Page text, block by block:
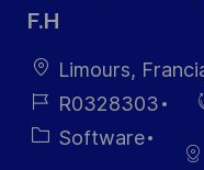
F.H
Ubicación
Limours,
ID de
empleo
R0328303
Categoría
Software